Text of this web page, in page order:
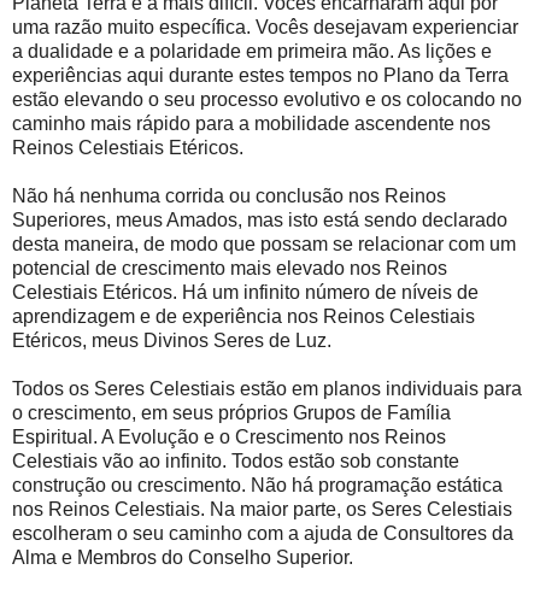
uma razão muito específica. Vocês desejavam experienciar
a dualidade e a polaridade em primeira mão. As lições e
experiências aqui durante estes tempos no Plano da Terra
estão elevando o seu processo evolutivo e os colocando no
caminho mais rápido para a mobilidade ascendente nos
Reinos Celestiais Etéricos.
Não há nenhuma corrida ou conclusão nos Reinos
Superiores, meus Amados, mas isto está sendo declarado
desta maneira, de modo que possam se relacionar com um
potencial de crescimento mais elevado nos Reinos
Celestiais Etéricos. Há um infinito número de níveis de
aprendizagem e de experiência nos Reinos Celestiais
Etéricos, meus Divinos Seres de Luz.
Todos os Seres Celestiais estão em planos individuais para
o crescimento, em seus próprios Grupos de Família
Espiritual. A Evolução e o Crescimento nos Reinos
Celestiais vão ao infinito. Todos estão sob constante
construção ou crescimento. Não há programação estática
nos Reinos Celestiais. Na maior parte, os Seres Celestiais
escolheram o seu caminho com a ajuda de Consultores da
Alma e Membros do Conselho Superior.